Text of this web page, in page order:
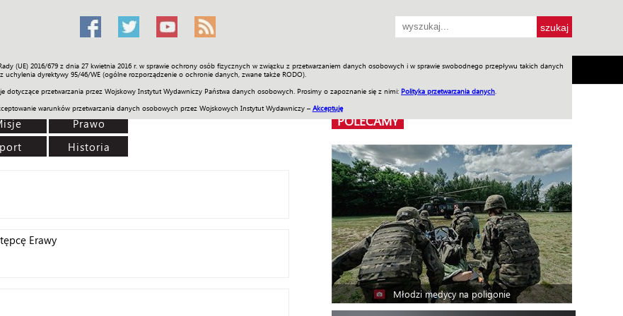
(UE) 2016/679 z dnia 27 kwietnia 2016 r. w sprawie ochrony osób fizycznych w związku z przetwarzaniem danych osobowych i w sprawie swobodnego przepływu takich danych
uchylenia dyrektywy 95/46/WE (ogólne rozporządzenie o ochronie danych, zwane także RODO).
dotyczące przetwarzania przez Wojskowy Instytut Wydawniczy Państwa danych osobowych. Prosimy o zapoznanie się z nimi: Polityka przetwarzania danych
warunków przetwarzania danych osobowych przez Wojskowych Instytut Wydawniczy – Akceptuję
Społeczność Sport Historia Galerie Wideo ENGLISH SKLEP Jednodniówki Praca w WIW
Prawo
Historia
Erawy
POLECAMY
Młodzi medycy na poligonie